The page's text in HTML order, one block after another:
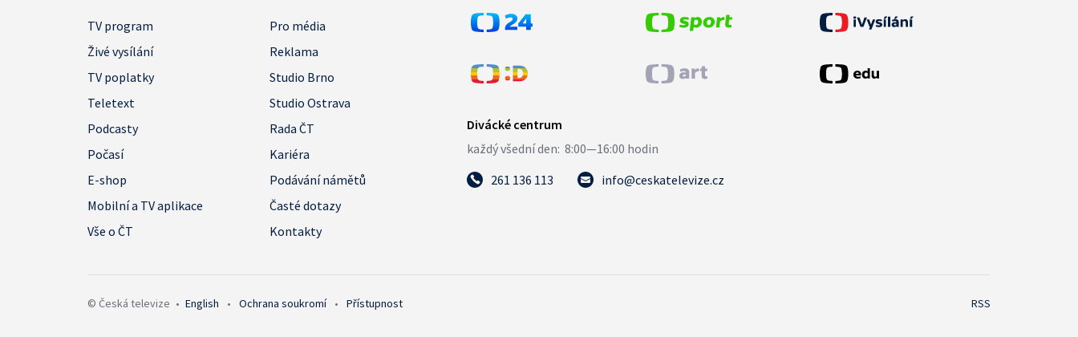
TV program
Pro média
Živé vysílání
Reklama
TV poplatky
Studio Brno
Teletext
Studio Ostrava
Podcasty
Rada ČT
Počasí
Kariéra
E-shop
Podávání námětů
Mobilní a TV aplikace
Časté dotazy
Vše o ČT
Kontakty
261 136 113 info@ceskatelevize.cz
© Česká televize • English • Ochrana soukromí • Přístupnost RSS